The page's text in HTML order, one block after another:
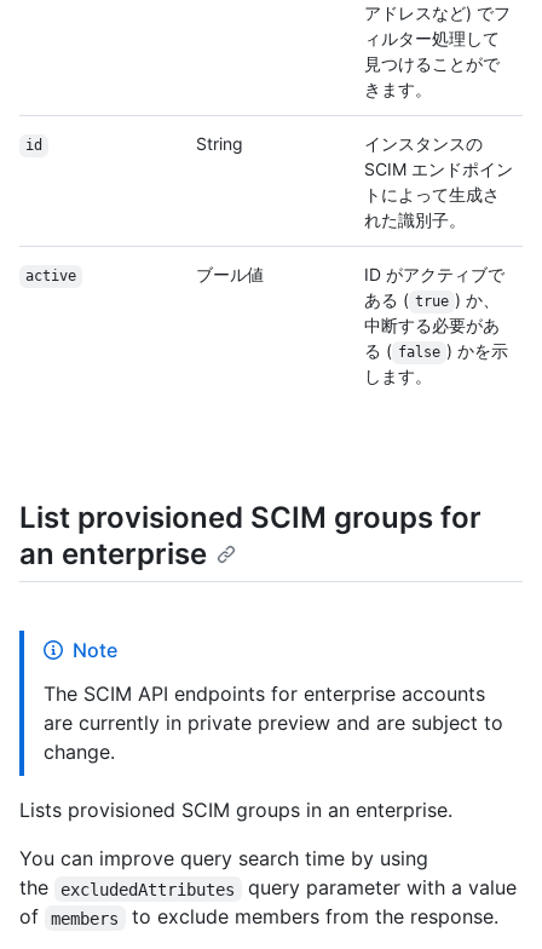
アドレスなど) でフ
ィルター処理して
見つけることがで
きます。
id String
インスタンスの
SCIM エンドポイン
トによって生成さ
れた識別子。
active ブール値
ID がアクティブで
ある ( true ) か、
中断する必要があ
る ( false ) かを示
します。
List provisioned SCIM groups for
an enterprise
Note
The SCIM API endpoints for enterprise accounts
are currently in private preview and are subject to
change.
Lists provisioned SCIM groups in an enterprise.
You can improve query search time by using
the
excludedAttributes
query parameter with a value
of
members to exclude members from the response.